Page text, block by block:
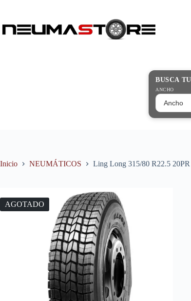
Búsqueda
de
BUSCA
ANCHO
Inicio NEUMÁTICOS Ling Long 315/80 R22.5
AGOTADO